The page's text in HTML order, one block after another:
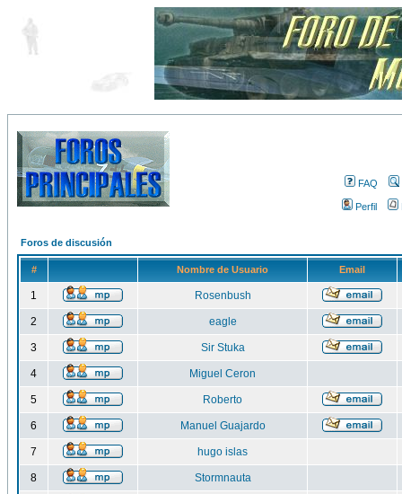
FAQ
Perfil
Foros de discusión
# Nombre de Usuario Email
1 Rosenbush
2 eagle
3 Sir Stuka
4 Miguel Ceron
5 Roberto
6 Manuel Guajardo
7 hugo islas
8 Stormnauta